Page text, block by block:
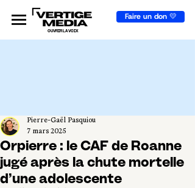
Faire un don 💛
OUVRIR LA VOIX
Orpierre : le CAF de Roanne
jugé après la chute mortelle
d’une adolescente
Pierre-Gaël Pasquiou
7 mars 2025